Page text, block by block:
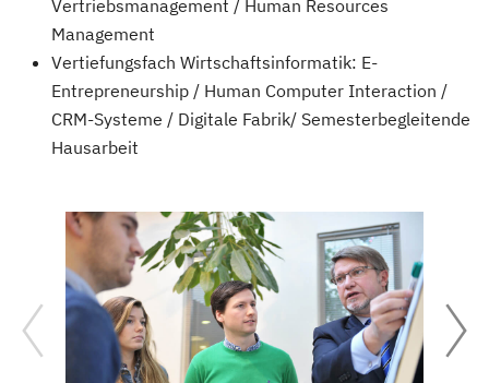
Vertriebsmanagement / Human Resources
Management
Vertiefungsfach Wirtschaftsinformatik: E-
Entrepreneurship / Human Computer Interaction /
CRM-Systeme / Digitale Fabrik/ Semesterbegleitende
Hausarbeit